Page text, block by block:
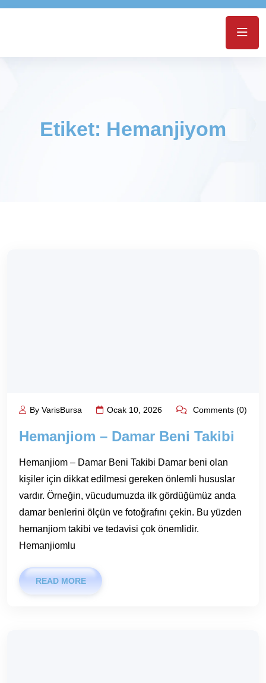
Etiket: Hemanjiyom
By VarisBursa Ocak 10, 2026 Comments (0)
Hemanjiom – Damar Beni Takibi
Hemanjiom – Damar Beni Takibi Damar beni olan
kişiler için dikkat edilmesi gereken önlemli hususlar
vardır. Örneğin, vücudumuzda ilk gördüğümüz anda
damar benlerini ölçün ve fotoğrafını çekin. Bu yüzden
hemanjiom takibi ve tedavisi çok önemlidir.
Hemanjiomlu
READ MORE